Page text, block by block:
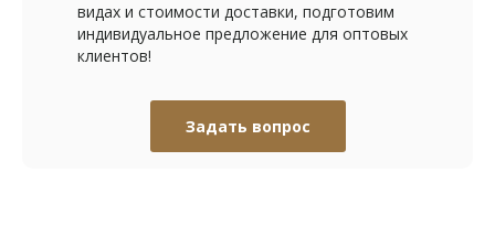
видах и стоимости доставки, подготовим
индивидуальное предложение для оптовых
клиентов!
Задать вопрос